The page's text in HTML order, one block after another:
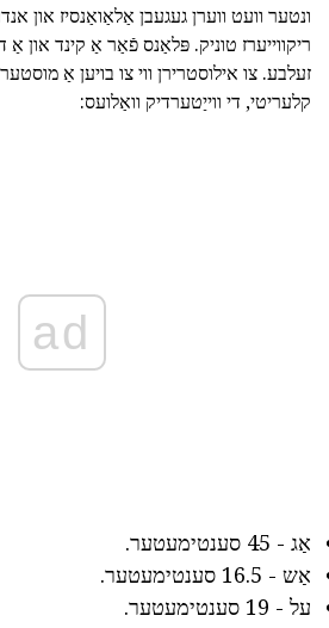
ונטער וועט ווערן געגעבן אַלאַואַנסיז און
ריקווייערז טוניק. פּלאַנס פֿאַר אַ קינד און
זעלבע. צו אילוסטרירן ווי צו בויען אַ
קלעריטי, די ווייַטערדיק וואַלועס:
ad
אַג - 45 סענטימעטער.
אַש - 16.5 סענטימעטער.
על - 19 סענטימעטער.